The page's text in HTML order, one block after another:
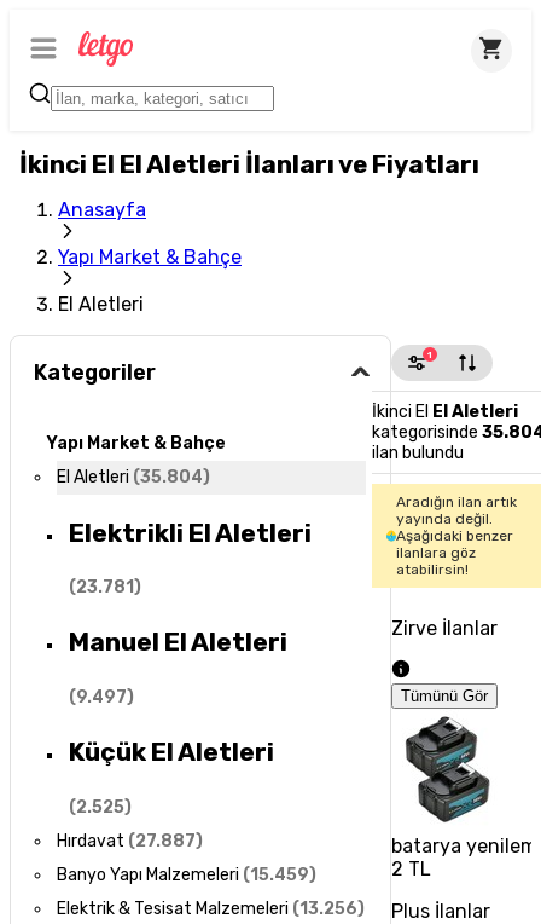
İkinci El El Aletleri İlanları ve Fiyatları
Anasayfa
Yapı Market & Bahçe
El Aletleri
Kategoriler
Yapı Market & Bahçe
El Aletleri (35.804)
Elektrikli El Aletleri
(23.781)
Manuel El Aletleri
(9.497)
Küçük El Aletleri
(2.525)
Hırdavat (27.887)
Banyo Yapı Malzemeleri (15.459)
Elektrik & Tesisat Malzemeleri (13.256)
1
İkinci El El Aletleri
kategorisinde
ilan bulundu
Aradığın ilan artık
yayında değil.
Aşağıdaki benzer
ilanlara göz
atabilirsin!
Zirve İlanlar
Tümünü Gör
batarya
2 TL
Plus İlanlar